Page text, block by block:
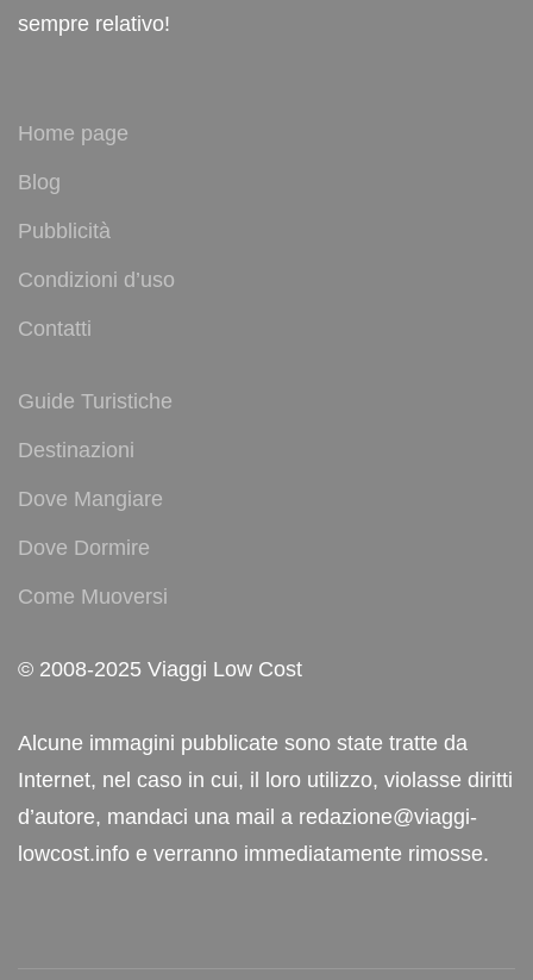
sempre relativo!
Home page
Blog
Pubblicità
Condizioni d’uso
Contatti
Guide Turistiche
Destinazioni
Dove Mangiare
Dove Dormire
Come Muoversi
© 2008-2025 Viaggi Low Cost
Alcune immagini pubblicate sono state tratte da
Internet, nel caso in cui, il loro utilizzo, violasse diritti
d’autore, mandaci una mail a redazione@viaggi-
lowcost.info e verranno immediatamente rimosse.